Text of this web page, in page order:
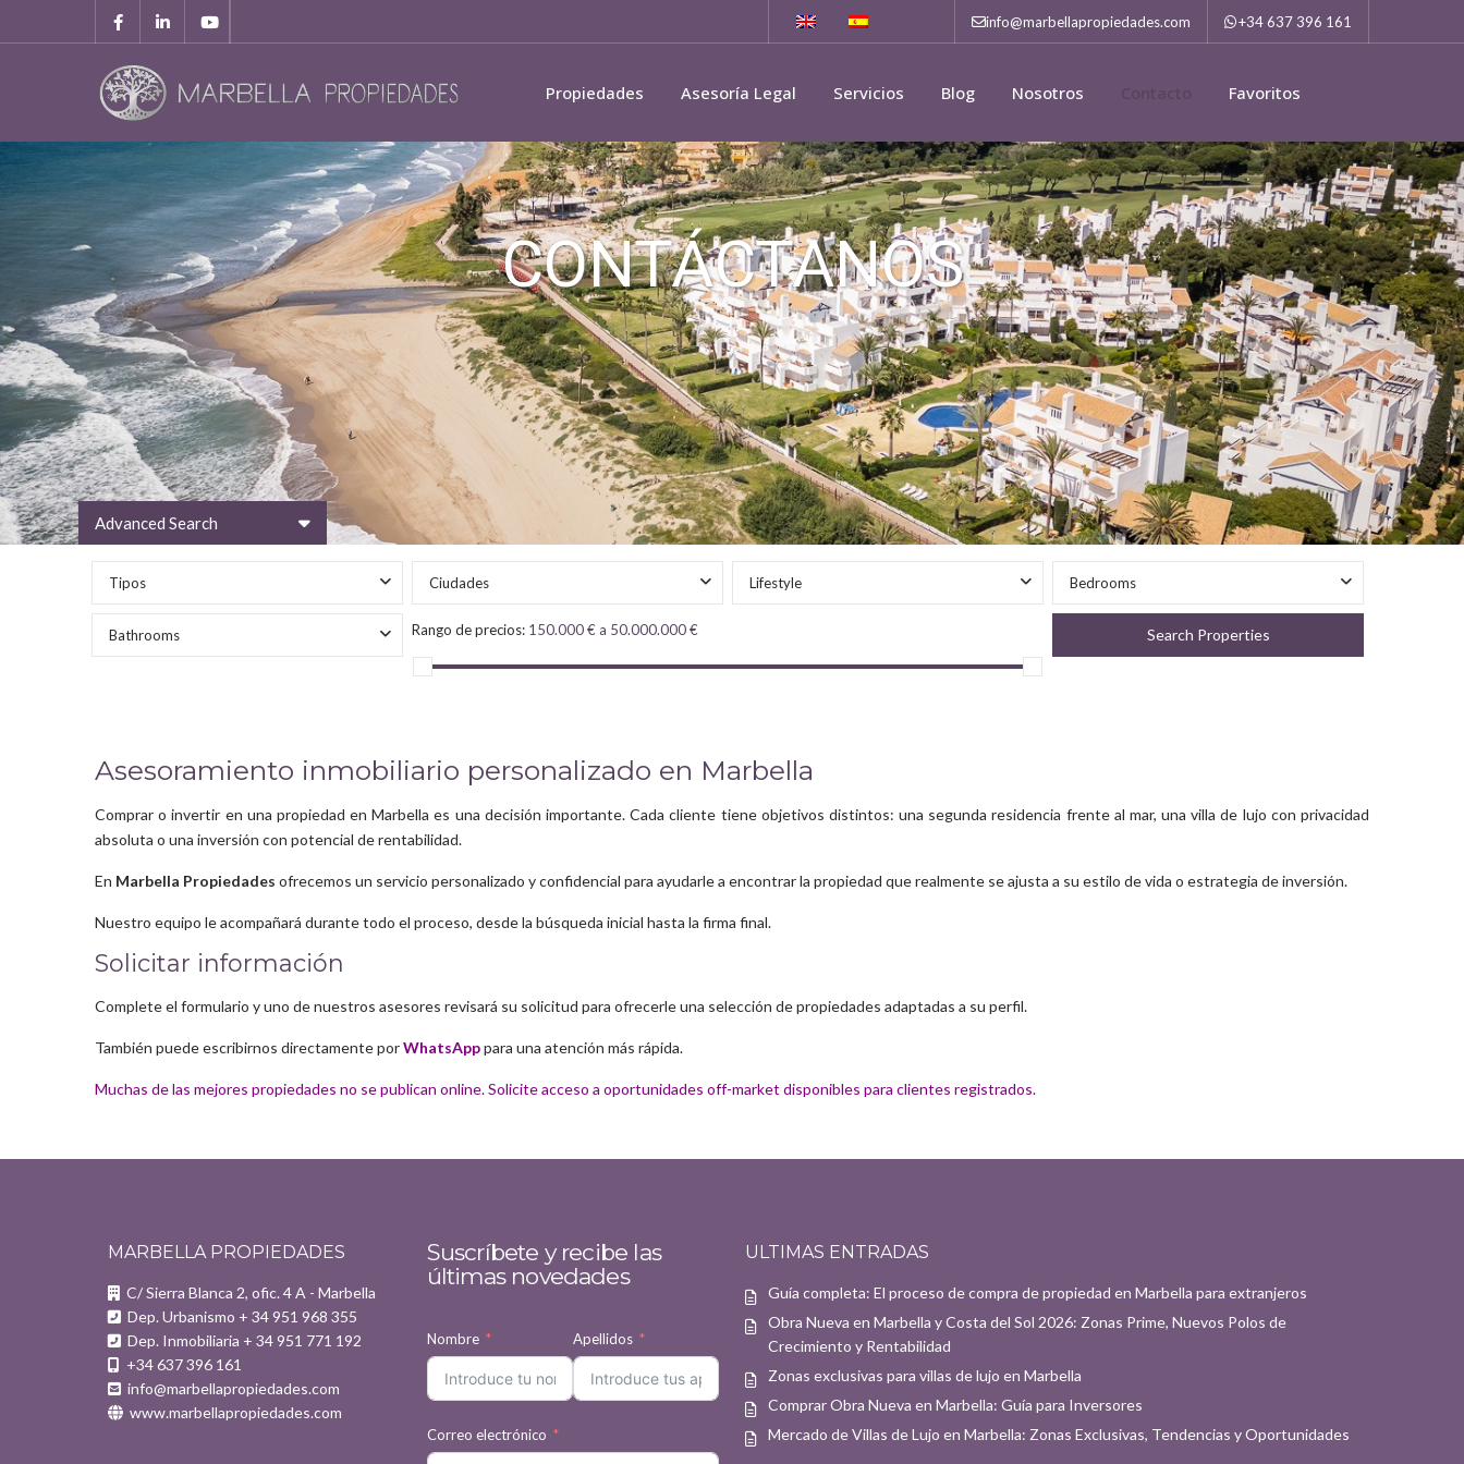
info@marbellapropiedades.com +34 637 396 161
Propiedades Asesoría Legal Servicios Blog Nosotros Favoritos
CONTÁCTANOS
Advanced Search
Tipos Ciudades Lifestyle Bedrooms
Bathrooms Rango de precios: 150.000 € a 50.000.000 €
Asesoramiento inmobiliario personalizado en Marbella
Comprar o invertir en una propiedad en Marbella es una decisión importante. Cada cliente tiene objetivos distintos: una segunda residencia frente al mar, una villa de lujo con privacidad
absoluta o una inversión con potencial de rentabilidad.
En Marbella Propiedades ofrecemos un servicio personalizado y confidencial para ayudarle a encontrar la propiedad que realmente se ajusta a su estilo de vida o estrategia de inversión.
Nuestro equipo le acompañará durante todo el proceso, desde la búsqueda inicial hasta la firma final.
Solicitar información
Complete el formulario y uno de nuestros asesores revisará su solicitud para ofrecerle una selección de propiedades adaptadas a su perfil.
También puede escribirnos directamente porWhatsApppara una atención más rápida.
Muchas de las mejores propiedades no se publican online. Solicite acceso a oportunidades off-market disponibles para clientes registrados.
MARBELLA PROPIEDADES
C/ Sierra Blanca 2, ofic. 4 A - Marbella
Dep. Urbanismo + 34 951 968 355
Dep. Inmobiliaria + 34 951 771 192
+34 637 396 161
info@marbellapropiedades.com
www.marbellapropiedades.com
Suscríbete y recibe las
últimas novedades
Nombre Apellidos
Correo electrónico
ULTIMAS ENTRADAS
Guía completa: El proceso de compra de propiedad en Marbella para extranjeros
Obra Nueva en Marbella y Costa del Sol 2026: Zonas Prime, Nuevos Polos de
Crecimiento y Rentabilidad
Zonas exclusivas para villas de lujo en Marbella
Comprar Obra Nueva en Marbella: Guía para Inversores
Mercado de Villas de Lujo en Marbella: Zonas Exclusivas, Tendencias y Oportunidades